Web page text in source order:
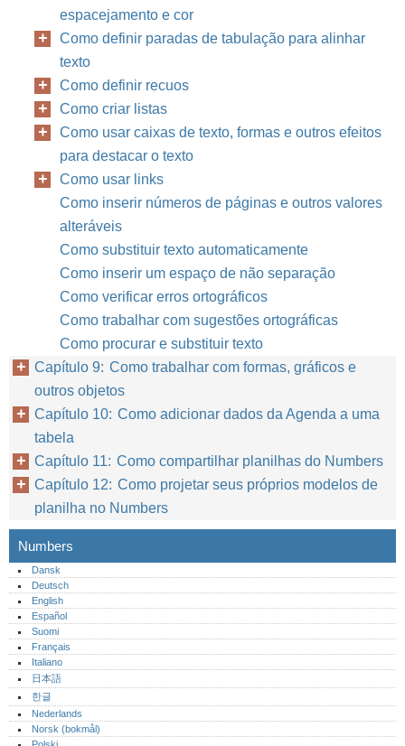
espacejamento e cor
Como definir paradas de tabulação para alinhar
texto
Como definir recuos
Como criar listas
Como usar caixas de texto, formas e outros efeitos
para destacar o texto
Como usar links
Como inserir números de páginas e outros valores
alteráveis
Como substituir texto automaticamente
Como inserir um espaço de não separação
Como verificar erros ortográficos
Como trabalhar com sugestões ortográficas
Como procurar e substituir texto
Capítulo 9: Como trabalhar com formas, gráficos e
outros objetos
Capítulo 10: Como adicionar dados da Agenda a uma
tabela
Capítulo 11: Como compartilhar planilhas do Numbers
Capítulo 12: Como projetar seus próprios modelos de
planilha no Numbers
Numbers
Dansk
Deutsch
English
Español
Suomi
Français
Italiano
日本語
한글
Nederlands
Norsk (bokmål)‎